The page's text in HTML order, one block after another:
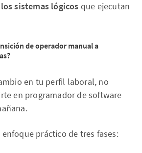
sistemas lógicos que ejecutan
de operador manual a
en tu perfil laboral, no
en programador de software
práctico de tres fases: